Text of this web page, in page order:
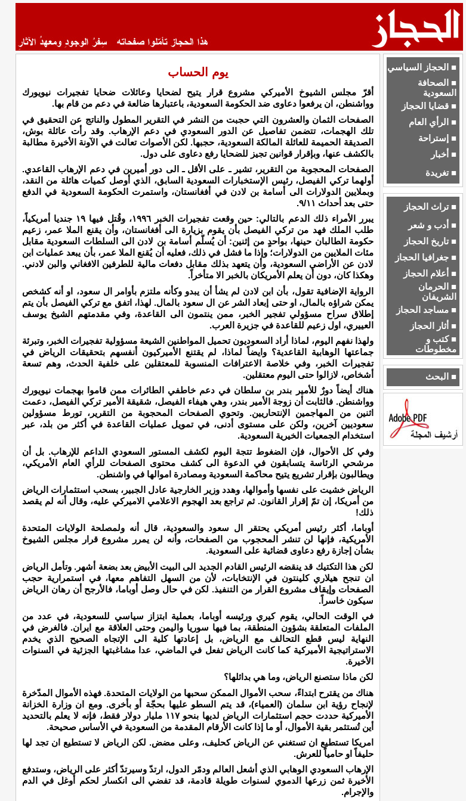
■ الحجاز السياسي
■ الصحافة
السعودية
■ قضايا الحجاز
■ الرأي العام
■ إستراحة
■ أخبار
■ تغريدة
■ تراث الحجاز
■ أدب و شعر
■ تاريخ الحجاز
■ جغرافيا الحجاز
■ أعلام الحجاز
■ الحرمان
الشريفان
■ مساجد الحجاز
■ أثار الحجاز
■ كتب و
مخطوطات
■ البحث
يوم الحساب
أقرّ مجلس الشيوخ الأميركي مشروع قرار يتيح لضحايا وعائلات ضحايا تفجيرات نيويورك
وواشنطن، ان يرفعوا دعاوى ضد الحكومة السعودية، باعتبارها ضالعة في دعم من قام بها.
الصفحات الثمان والعشرون التي حجبت من النشر في التقرير المطول والناتج عن التحقيق في
تلك الهجمات، تتضمن تفاصيل عن الدور السعودي في دعم الإرهاب. وقد رأت عائلة بوش،
الصديقة الحميمة للعائلة المالكة السعودية، حجبها. لكن الأصوات تعالت في الآونة الأخيرة مطالبة
بالكشف عنها، وبإقرار قوانين تجيز للضحايا رفع دعاوى على دول.
الصفحات المحجوبة من التقرير، تشير ـ على الأقل ـ الى دور أميرين في دعم الإرهاب القاعدي.
أولهما تركي الفيصل، رئيس الإستخبارات السعودية السابق، الذي أوصل كميات هائلة من النقد،
وبملايين الدولارات الى أسامة بن لادن في أفغانستان، واستمرت الحكومة السعودية في الدفع
حتى بعد أحداث ٩/١١.
يبرر الأمراء ذلك الدعم بالتالي: حين وقعت تفجيرات الخبر ١٩٩٦، وقُتل فيها ١٩ جنديا أمريكياً،
طلب الملك فهد من تركي الفيصل بأن يقوم بزيارة الى أفغانستان، وأن يقنع الملا عمر، زعيم
حكومة الطالبان حينها، بواحدٍ من إثنين: أن يُسلّم أسامة بن لادن الى السلطات السعودية مقابل
مئات الملايين من الدولارات؛ وإذا ما فشل في ذلك، فعليه أن يُقنع الملا عمر، بأن يبعد عمليات ابن
لادن عن الأراضي السعودية، وأن يتعهد بذلك مقابل دفعات مالية للطرفين الافغاني والبن لادني.
وهكذا كان، دون أن يعلم الأمريكان بالخبر الا متأخراً.
الرواية الإضافية تقول، بأن ابن لادن لم يشأ أن يبدو وكأنه ملتزم بأوامر ال سعود، او أنه كشخص
يمكن شراؤه بالمال، او حتى إبعاد الشر عن ال سعود بالمال. لهذا، اتفق مع تركي الفيصل بأن يتم
إطلاق سراح مسؤولي تفجير الخبر، ممن ينتمون الى القاعدة، وفي مقدمتهم الشيخ يوسف
العييري، اول زعيم للقاعدة في جزيرة العرب.
ولهذا نفهم اليوم، لماذا أراد السعوديون تحميل المواطنين الشيعة مسؤولية تفجيرات الخبر، وتبرئة
جماعتها الوهابية القاعدية؟ وايضاً لماذا، لم يقتنع الأميركيون أنفسهم بتحقيقات الرياض في
تفجيرات الخبر، وفي خلاصة الاعترافات المنسوبة للمعتقلين على خلفية الحدث، وهم تسعة
أشخاص، لازالوا حتى اليوم معتقلين.
هناك أيضاً دورٌ للأمير بندر بن سلطان في دعم خاطفي الطائرات ممن قاموا بهجمات نيويورك
وواشنطن. فالثابت أن زوجة الأمير بندر، وهي هيفاء الفيصل، شقيقة الأمير تركي الفيصل، دعمت
اثنين من المهاجمين الإنتحاريين. وتحوي الصفحات المحجوبة من التقرير، تورط مسؤولين
سعوديين آخرين، ولكن على مستوى أدنى، في تمويل عمليات القاعدة في أكثر من بلد، عبر
استخدام الجمعيات الخيرية السعودية.
وفي كل الأحوال، فإن الضغوط تتجة اليوم لكشف المستور السعودي الداعم للإرهاب. بل أن
مرشحي الرئاسة يتسابقون في الدعوة الى كشف محتوى الصفحات للرأي العام الأمريكي،
ويطالبون بإقرار تشريع يتيح محاكمة السعودية ومصادرة اموالها في واشنطن.
الرياض خشيت على نفسها وأموالها، وهدد وزير الخارجية عادل الجبير، بسحب استثمارات الرياض
من أمريكا، إن تمّ إقرار القانون. ثم تراجع بعد الهجوم الاعلامي الاميركي عليه، وقال أنه لم يقصد
ذلك!
أوباما، أكثر رئيس أمريكي يحتقر ال سعود والسعودية، قال أنه ولمصلحة الولايات المتحدة
الأمريكية، فإنها لن تنشر المحجوب من الصفحات، وأنه لن يمرر مشروع قرار مجلس الشيوخ
بشأن إجازة رفع دعاوى قضائية على السعودية.
لكن هذا التكتيك قد ينقضه الرئيس القادم الجديد الى البيت الأبيض بعد بضعة أشهر. وتأمل الرياض
ان تنجح هيلاري كلينتون في الإنتخابات، لأن من السهل التفاهم معها، في استمرارية حجب
الصفحات وإيقاف مشروع القرار من التنفيذ. لكن في حال وصل أوباما، فالأرجح أن رهان الرياض
سيكون خاسراً.
في الوقت الحالي، يقوم كيري ورئيسه أوباما، بعملية ابتزاز سياسي للسعودية، في عدد من
الملفات المتعلقة بشؤون المنطقة، بما فيها سوريا واليمن وحتى العلاقة مع ايران. فالغرض في
النهاية ليس قطع التحالف مع الرياض، بل إعادتها كلية الى الإتجاه الصحيح الذي يخدم
الاستراتيجية الأميركية كما كانت الرياض تفعل في الماضي، عدا مشاغبتها الجزئية في السنوات
الأخيرة.
لكن ماذا ستصنع الرياض، وما هي بدائلها؟
هناك من يقترح ابتداءً، سحب الأموال الممكن سحبها من الولايات المتحدة. فهذه الأموال المدّخرة
لإنجاح رؤية ابن سلمان (العمياء)، قد يتم السطو عليها بحجّة أو بأخرى. ومع ان وزارة الخزانة
الأميركية حددت حجم استثمارات الرياض لديها بنحو ١١٧ مليار دولار فقط، فإنه لا يعلم بالتحديد
أين تُستثمر بقية الأموال، أو ما إذا كانت الأرقام المقدمة من السعودية في الأساس صحيحة.
امريكا تستطيع ان تستغني عن الرياض كحليف، وعلى مضض. لكن الرياض لا تستطيع ان تجد لها
حليفاً او حامياً للعرش.
الإرهاب السعودي الوهابي الذي أشعل العالم ودمّر الدول، ارتدّ وسيرتدّ أكثر على الرياض، وستدفع
الأخيرة ثمن زرعها الدموي لسنوات طويلة قادمة، قد تفضي الى انكسار لحكم أوغل في الدم
والإجرام.